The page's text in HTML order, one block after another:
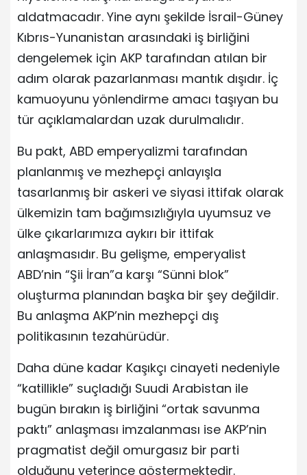
aldatmacadır. Yine aynı şekilde İsrail-Güney
Kıbrıs-Yunanistan arasındaki iş birliğini
dengelemek için AKP tarafından atılan bir
adım olarak pazarlanması mantık dışıdır. İç
kamuoyunu yönlendirme amacı taşıyan bu
tür açıklamalardan uzak durulmalıdır.
Bu pakt, ABD emperyalizmi tarafından
planlanmış ve mezhepçi anlayışla
tasarlanmış bir askeri ve siyasi ittifak olarak
ülkemizin tam bağımsızlığıyla uyumsuz ve
ülke çıkarlarımıza aykırı bir ittifak
anlaşmasıdır. Bu gelişme, emperyalist
ABD’nin “Şii İran”a karşı “Sünni blok”
oluşturma planından başka bir şey değildir.
Bu anlaşma AKP’nin mezhepçi dış
politikasının tezahürüdür.
Daha düne kadar Kaşıkçı cinayeti nedeniyle
“katillikle” suçladığı Suudi Arabistan ile
bugün bırakın iş birliğini “ortak savunma
paktı” anlaşması imzalanması ise AKP’nin
pragmatist değil omurgasız bir parti
olduğunu yeterince göstermektedir.